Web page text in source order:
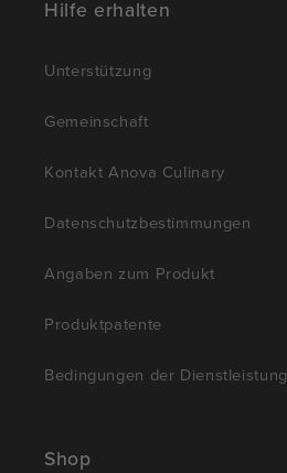
Hilfe erhalten
Unterstützung
Gemeinschaft
Kontakt Anova Culinary
Datenschutzbestimmungen
Angaben zum Produkt
Produktpatente
Bedingungen der Dienstleistung
Shop